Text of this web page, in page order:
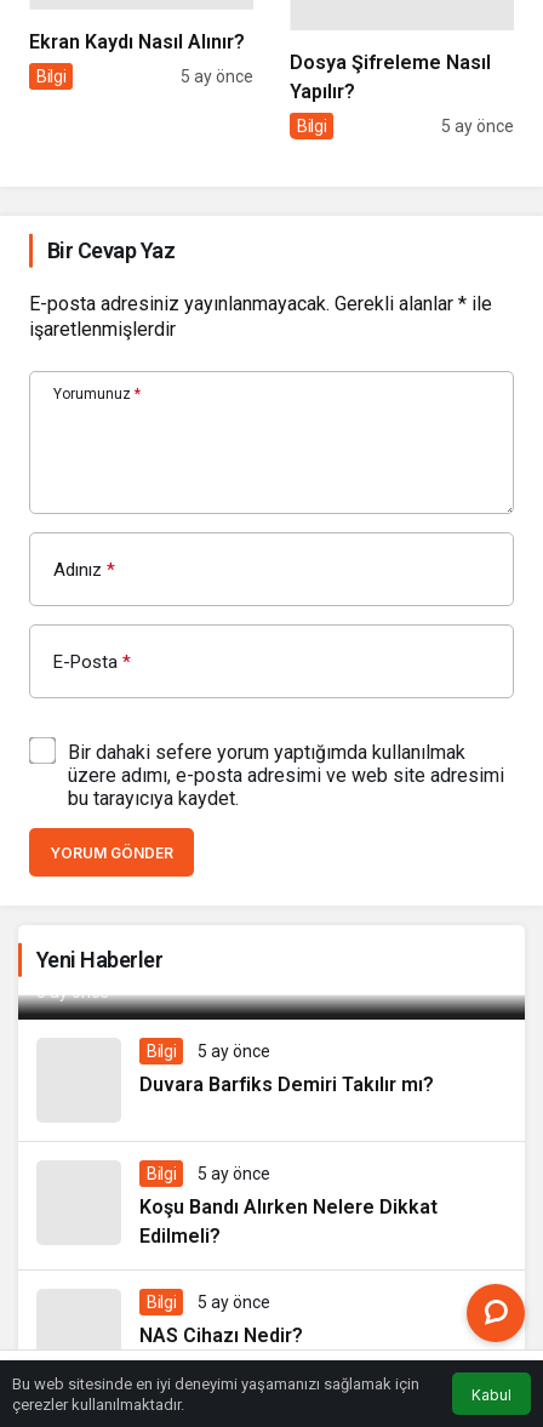
Ekran Kaydı Nasıl Alınır?
Bilgi 5 ay önce
Dosya Şifreleme Nasıl
Yapılır?
Bilgi 5 ay önce
Bir Cevap Yaz
E-posta adresiniz yayınlanmayacak. Gerekli alanlar * ile
işaretlenmişlerdir
Yorumunuz *
Adınız *
E-Posta *
Bir dahaki sefere yorum yaptığımda kullanılmak
üzere adımı, e-posta adresimi ve web site adresimi
bu tarayıcıya kaydet.
YORUM GÖNDER
Yeni Haberler
Sarımsaklı Yoğurt Dolapta Kaç Gün Saklanır?
5 ay önce
Bilgi 5 ay önce
Duvara Barfiks Demiri Takılır mı?
Bilgi 5 ay önce
Koşu Bandı Alırken Nelere Dikkat
Edilmeli?
Bilgi 5 ay önce
NAS Cihazı Nedir?
Bu web sitesinde en iyi deneyimi yaşamanızı sağlamak için
çerezler kullanılmaktadır.
Kabul
Anasayfa Trafik